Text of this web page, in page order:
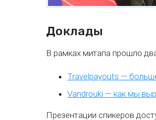
Доклады
В рамках митапа прошло
Travelpayouts —
Vandrouki — как мы
Презентации спикеров